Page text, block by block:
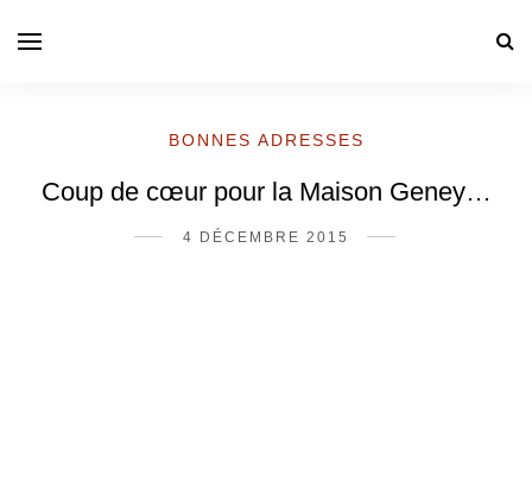
BONNES ADRESSES
Coup de cœur pour la Maison Geney…
4 DÉCEMBRE 2015